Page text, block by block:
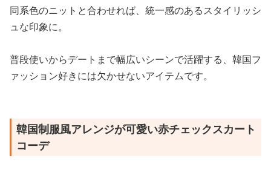
同系色のニットと合わせれば、統一感のあるスタイリッシ
ュな印象に。
普段使いからデートまで幅広いシーンで活躍する、韓国フ
ァッション好きには欠かせないアイテムです。
韓国制服風アレンジが可愛い赤チェックスカート
コーデ